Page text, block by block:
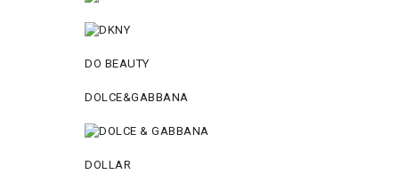
DO BEAUTY
DOLCE&GABBANA
DOLLAR